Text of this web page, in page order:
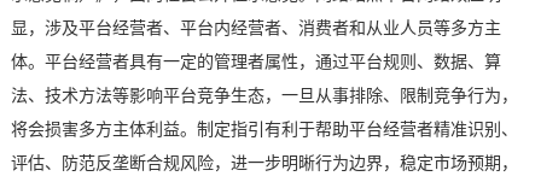
显，涉及平台经营者、平台内经营者、消费者和从业人员等多方主
体。平台经营者具有一定的管理者属性，通过平台规则、数据、算
法、技术方法等影响平台竞争生态，一旦从事排除、限制竞争行为，
将会损害多方主体利益。制定指引有利于帮助平台经营者精准识别、
评估、防范反垄断合规风险，进一步明晰行为边界，稳定市场预期，